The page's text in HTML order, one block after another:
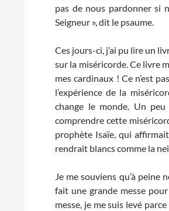
pas de nous pardonner si
Seigneur », dit le psaume.
Ces jours-ci, j’ai pu lire un
sur la miséricorde. Ce livre
mes cardinaux ! Ce n’est
l’expérience de la
change le monde. Un
comprendre cette
prophète Isaïe, qui
rendrait blancs comme la
Je me souviens qu’à peine
fait une grande messe
messe, je me suis levé